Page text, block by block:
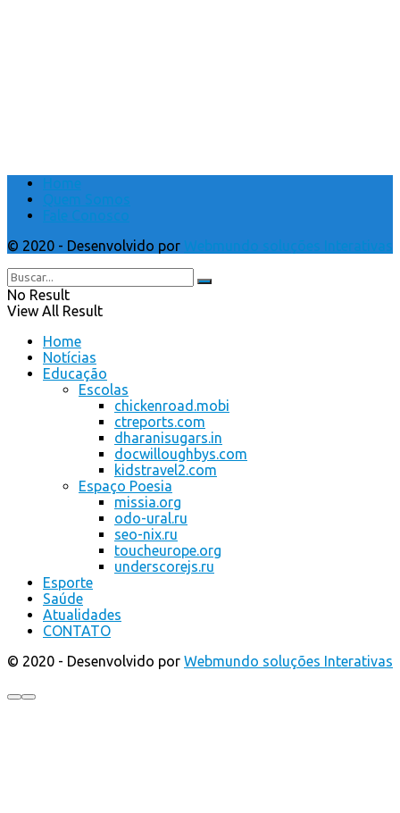
Home
Quem Somos
Fale Conosco
© 2020 - Desenvolvido por Webmundo soluções Interativas
No Result
View All Result
Home
Notícias
Educação
Escolas
chickenroad.mobi
ctreports.com
dharanisugars.in
docwilloughbys.com
kidstravel2.com
Espaço Poesia
missia.org
odo-ural.ru
seo-nix.ru
toucheurope.org
underscorejs.ru
Esporte
Saúde
Atualidades
CONTATO
© 2020 - Desenvolvido por Webmundo soluções Interativas